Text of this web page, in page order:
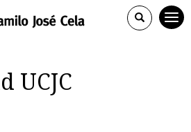
UCJC